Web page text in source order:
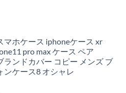
マホケース iphoneケース xr
pro max ケース ペア
ランドカバー コピー メンズ ブ
ンケース8 オシャレ